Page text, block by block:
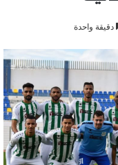
دقيقة واحدة